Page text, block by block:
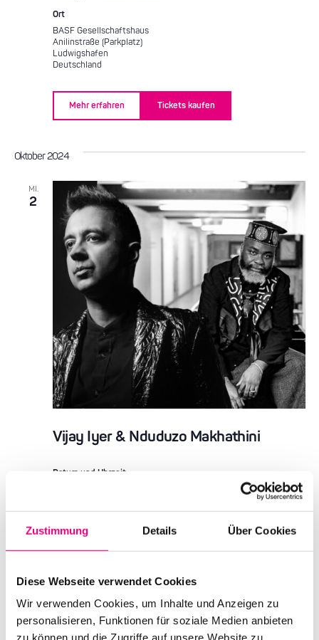
Zustimmung Details Über Cookies
Diese Webseite verwendet Cookies
Wir verwenden Cookies, um Inhalte und Anzeigen zu
personalisieren, Funktionen für soziale Medien anbieten
zu können und die Zugriffe auf unsere Website zu
Ort
BASF Gesellschaftshaus
Anilinstraße (Parkplatz)
Ludwigshafen
Deutschland
Mehr erfahren Tickets kaufen
Oktober 2024
MI.
2
Vijay Iyer & Nduduzo Makhathini
Datum und Uhrzeit
Ort
BASF Feierabendhaus
Leuschnerstraße 47
Ludwigshafen
Mehr erfahren Tickets kaufen